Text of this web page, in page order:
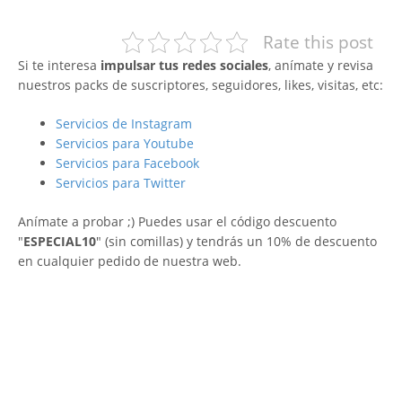
Rate this post
Si te interesa impulsar tus redes sociales, anímate y revisa
nuestros packs de suscriptores, seguidores, likes, visitas, etc:
Servicios de Instagram
Servicios para Youtube
Servicios para Facebook
Servicios para Twitter
Anímate a probar ;) Puedes usar el código descuento
"ESPECIAL10" (sin comillas) y tendrás un 10% de descuento
en cualquier pedido de nuestra web.